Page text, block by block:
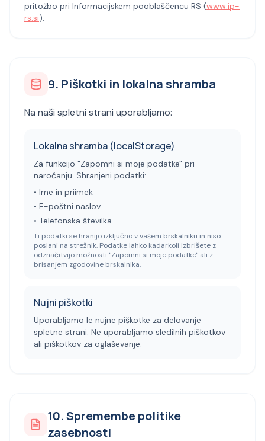
pritožbo pri Informacijskem pooblaščencu RS (www.ip-
rs.si).
9. Piškotki in lokalna shramba
Na naši spletni strani uporabljamo:
Lokalna shramba (localStorage)
Za funkcijo "Zapomni si moje podatke" pri
naročanju. Shranjeni podatki:
• Ime in priimek
• E-poštni naslov
• Telefonska številka
Ti podatki se hranijo izključno v vašem brskalniku in niso
poslani na strežnik. Podatke lahko kadarkoli izbrišete z
odznačitvijo možnosti "Zapomni si moje podatke" ali z
brisanjem zgodovine brskalnika.
Nujni piškotki
Uporabljamo le nujne piškotke za delovanje
spletne strani. Ne uporabljamo sledilnih piškotkov
ali piškotkov za oglaševanje.
10. Spremembe politike
zasebnosti